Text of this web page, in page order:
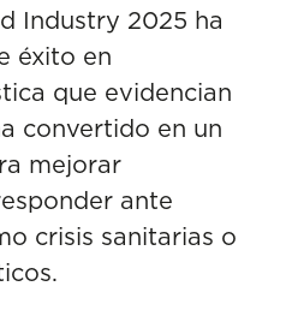
Industry 2025 ha
éxito en
que evidencian
convertido en un
mejorar
ante
crisis sanitarias o